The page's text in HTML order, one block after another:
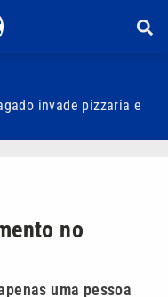
invade pizzaria e
no
uma pessoa